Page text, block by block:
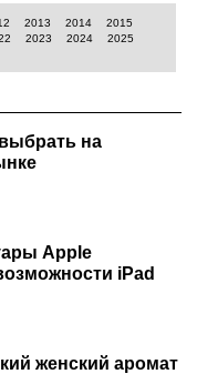
2013 2014
2015
2023 2024
2025
на
Apple
iPad
женский аромат